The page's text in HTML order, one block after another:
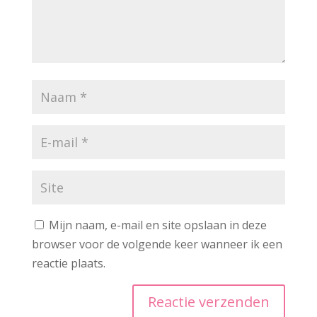
Mijn naam, e-mail en site opslaan in deze
browser voor de volgende keer wanneer ik een
reactie plaats.